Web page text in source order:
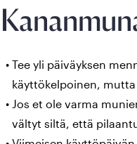
Tee yli päiväyksen
käyttökelpoinen,
Jos et ole varma
vältyt siltä, että